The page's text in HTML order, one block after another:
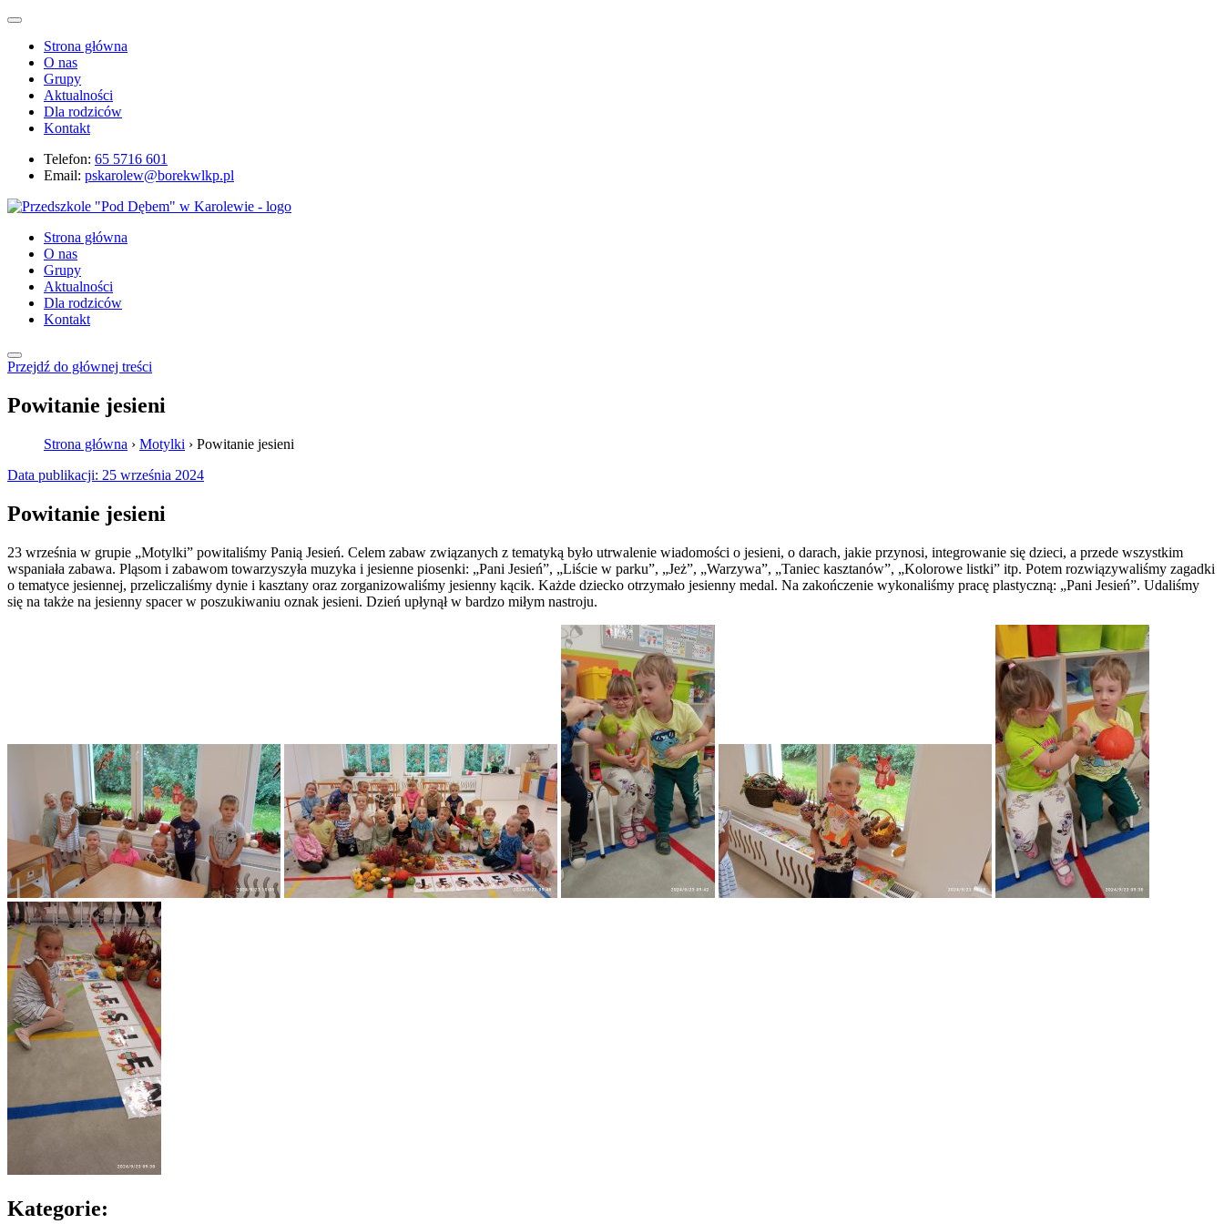
Strona główna
O nas
Grupy
Aktualności
Dla rodziców
Kontakt
Telefon: 65 5716 601
Email: pskarolew@borekwlkp.pl
Strona główna
O nas
Grupy
Aktualności
Dla rodziców
Kontakt
Przejdź do głównej treści
Powitanie jesieni
Strona główna › Motylki › Powitanie jesieni
Data publikacji: 25 września 2024
Powitanie jesieni
23 września w grupie „Motylki” powitaliśmy Panią Jesień. Celem zabaw związanych z tematyką było utrwalenie wiadomości o jesieni, o darach, jakie przynosi, integrowanie się dzieci, a przede wszystkim
wspaniała zabawa. Pląsom i zabawom towarzyszyła muzyka i jesienne piosenki: „Pani Jesień”, „Liście w parku”, „Jeż”, „Warzywa”, „Taniec kasztanów”, „Kolorowe listki” itp. Potem rozwiązywaliśmy zagadki
o tematyce jesiennej, przeliczaliśmy dynie i kasztany oraz zorganizowaliśmy jesienny kącik. Każde dziecko otrzymało jesienny medal. Na zakończenie wykonaliśmy pracę plastyczną: „Pani Jesień”. Udaliśmy
się na także na jesienny spacer w poszukiwaniu oznak jesieni. Dzień upłynął w bardzo miłym nastroju.
Kategorie: